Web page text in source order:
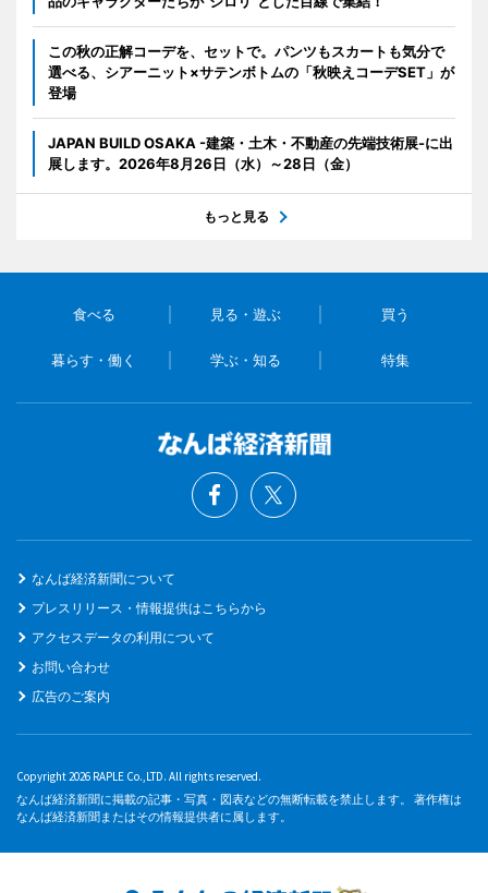
この秋の正解コーデを、セットで。パンツもスカートも気分で
選べる、シアーニット×サテンボトムの「秋映えコーデSET」が
登場
JAPAN BUILD OSAKA -建築・土木・不動産の先端技術展-に出
展します。2026年8月26日（水）～28日（金）
もっと見る
食べる 見る・遊ぶ 買う
暮らす・働く 学ぶ・知る 特集
なんば経済新聞について
プレスリリース・情報提供はこちらから
アクセスデータの利用について
お問い合わせ
広告のご案内
Copyright 2026 RAPLE Co.,LTD. All rights reserved.
なんば経済新聞に掲載の記事・写真・図表などの無断転載を禁止します。 著作権は
なんば経済新聞またはその情報提供者に属します。